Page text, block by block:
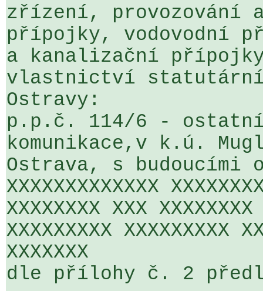
zřízení, provozování
přípojky, vodovodní
a kanalizační přípojky
vlastnictví
Ostravy:
p.p.č. 114/6 -
komunikace,v k.ú.
Ostrava, s budoucími
XXXXXXXXXXXXX
XXXXXXXX XXX
XXXXXXXXX XXXXXXXXX
XXXXXXX
dle přílohy č. 2